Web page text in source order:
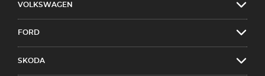
VOLKSWAGEN
FORD
SKODA